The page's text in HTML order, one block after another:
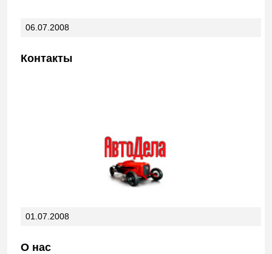
06.07.2008
Контакты
01.07.2008
О нас